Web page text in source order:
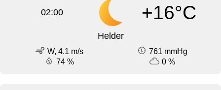
02:00 +16°C
Helder
W, 4.1 m/s
761 mmHg
74 %
0 %